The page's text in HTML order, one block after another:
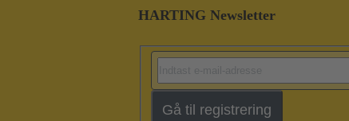
HARTING Newsletter
Gå til registrering